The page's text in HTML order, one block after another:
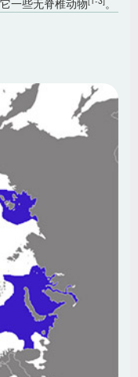
一些无脊椎动物 。